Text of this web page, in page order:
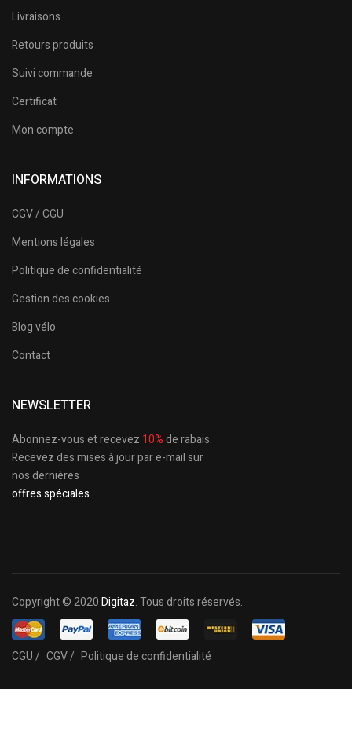
Livraisons
Retours produits
Suivi commande
Certificat
Mon compte
INFORMATIONS
CGV / CGU
Mentions légales
Politique de confidentialité
Gestion des cookies
Blog vélo
Contact
NEWSLETTER
Abonnez-vous et recevez 10%de rabais.
Recevez des mises à jour par e-mail sur
nos dernières
offres spéciales.
Copyright © 2020Digitaz. Tous droits réservés.
CGU / CGV / Politique de confidentialité